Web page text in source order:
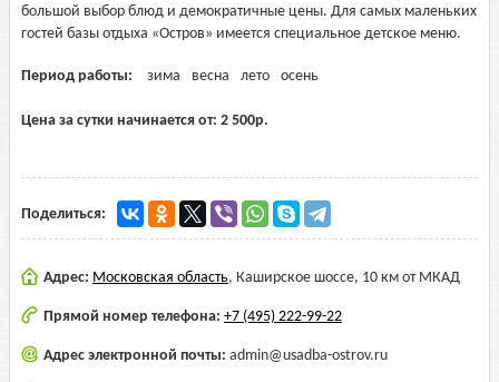
большой выбор блюд и демократичные цены. Для самых маленьких
гостей базы отдыха «Остров» имеется специальное детское меню.
Период работы: зима весна лето осень
Цена за сутки начинается от: 2 500р.
Поделиться:
Адрес: Московская область, Каширское шоссе, 10 км от МКАД
Прямой номер телефона: +7 (495) 222-99-22
Адрес электронной почты: admin@usadba-ostrov.ru